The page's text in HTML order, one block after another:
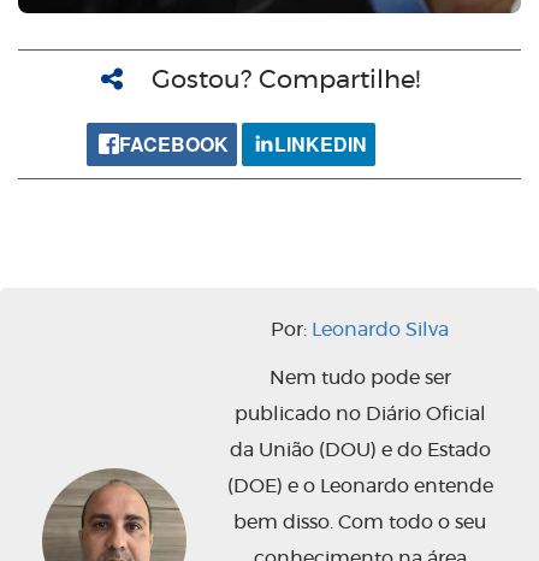
Gostou? Compartilhe!
FACEBOOK LINKEDIN
Por: Leonardo Silva
Nem tudo pode ser
publicado no Diário Oficial
da União (DOU) e do Estado
(DOE) e o Leonardo entende
bem disso. Com todo o seu